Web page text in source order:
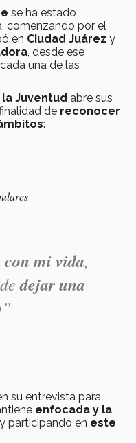
se ha estado
comenzando por el
en Ciudad Juárez y
, desde ese
una de las
Juventud abre sus
de reconocer
:
con mi vida,
dejar una
”
su entrevista para
enfocada y la
participando en este